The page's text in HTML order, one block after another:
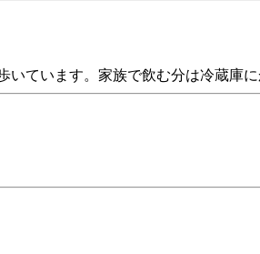
ています。家族で飲む分は冷蔵庫